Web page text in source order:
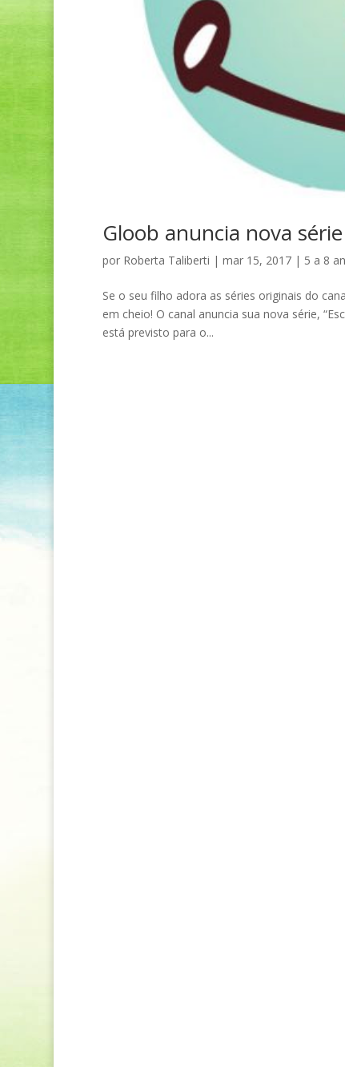
Gloob anuncia nova
por Roberta Taliberti | mar 15, 2017| 5 a 8
Se o seu filho adora as séries originais do
em cheio! O canal anuncia sua nova série,
está previsto para o...